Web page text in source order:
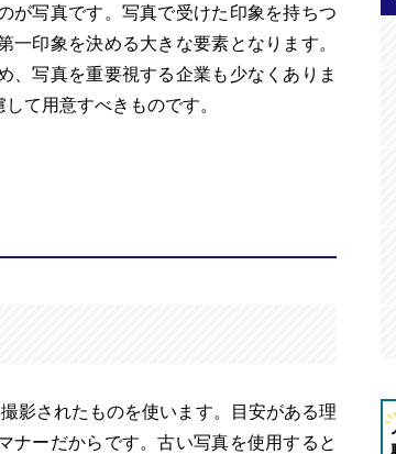
が写真です。写真で受けた印象を持ちつ
印象を決める大きな要素となります。
、写真を重要視する企業も少なくありま
て用意すべきものです。
影されたものを使います。目安がある理
ナーだからです。古い写真を使用すると